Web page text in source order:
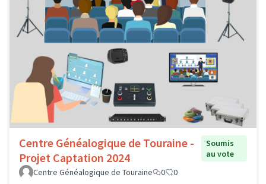
Centre Généalogique de Touraine -
Projet Captation 2024
Soumis
au vote
Centre Généalogique de Touraine
0 0